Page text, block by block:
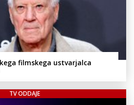
filmskega ustvarjalca
TV ODDAJE